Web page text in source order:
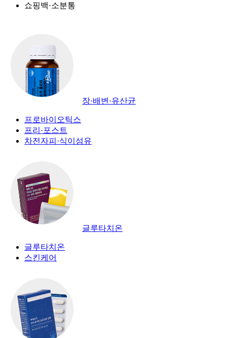
쇼핑백·소분통
장·배변·유산균
프로바이오틱스
프리·포스트
차전자피·식이섬유
글루타치온
글루타치온
스킨케어